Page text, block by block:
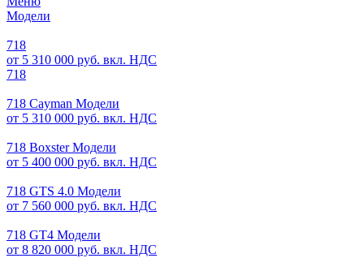
Модели
718
от 5 310 000 руб. вкл. НДС
718
718 Cayman Модели
от 5 310 000 руб. вкл. НДС
718 Boxster Модели
от 5 400 000 руб. вкл. НДС
718 GTS 4.0 Модели
от 7 560 000 руб. вкл. НДС
718 GT4 Модели
от 8 820 000 руб. вкл. НДС